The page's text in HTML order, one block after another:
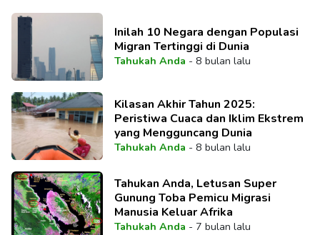
Inilah 10 Negara dengan Populasi
Migran Tertinggi di Dunia
Tahukah Anda - 8 bulan lalu
Kilasan Akhir Tahun 2025:
Peristiwa Cuaca dan Iklim Ekstrem
yang Mengguncang Dunia
Tahukah Anda - 8 bulan lalu
Tahukan Anda, Letusan Super
Gunung Toba Pemicu Migrasi
Manusia Keluar Afrika
Tahukah Anda - 7 bulan lalu